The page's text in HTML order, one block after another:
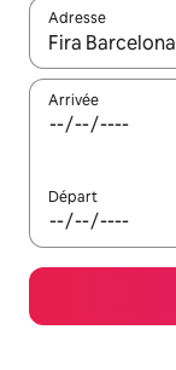
Adresse
Lorsque les
Arrivée
Départ